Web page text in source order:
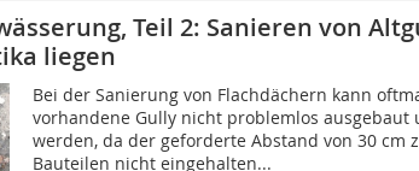
Teil 2: Sanieren von
liegen
Bei der Sanierung von Flachdächern kann
vorhandene Gully nicht problemlos ausgebaut
werden, da der geforderte Abstand von 30 cm
Bauteilen nicht eingehalten...